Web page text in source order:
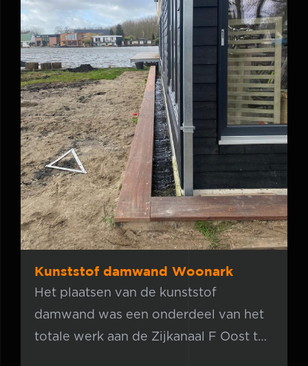
Kunststof damwand Woonark
Kunststof damwand Woonark
Het plaatsen van de kunststof
damwand was een onderdeel van het
totale werk aan de Zijkanaal F Oost te